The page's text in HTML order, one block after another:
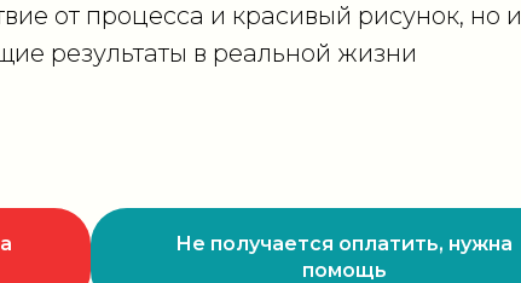
от процесса и красивый рисунок, но и
результаты в реальной жизни
Не получается оплатить, нужна
помощь